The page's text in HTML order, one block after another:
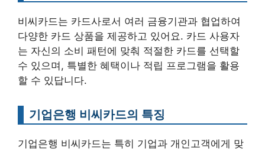
비씨카드는 카드사로서 여러 금융기관과 협업하여
다양한 카드 상품을 제공하고 있어요. 카드 사용자
는 자신의 소비 패턴에 맞춰 적절한 카드를 선택할
수 있으며, 특별한 혜택이나 적립 프로그램을 활용
할 수 있답니다.
기업은행 비씨카드의 특징
기업은행 비씨카드는 특히 기업과 개인고객에게 맞